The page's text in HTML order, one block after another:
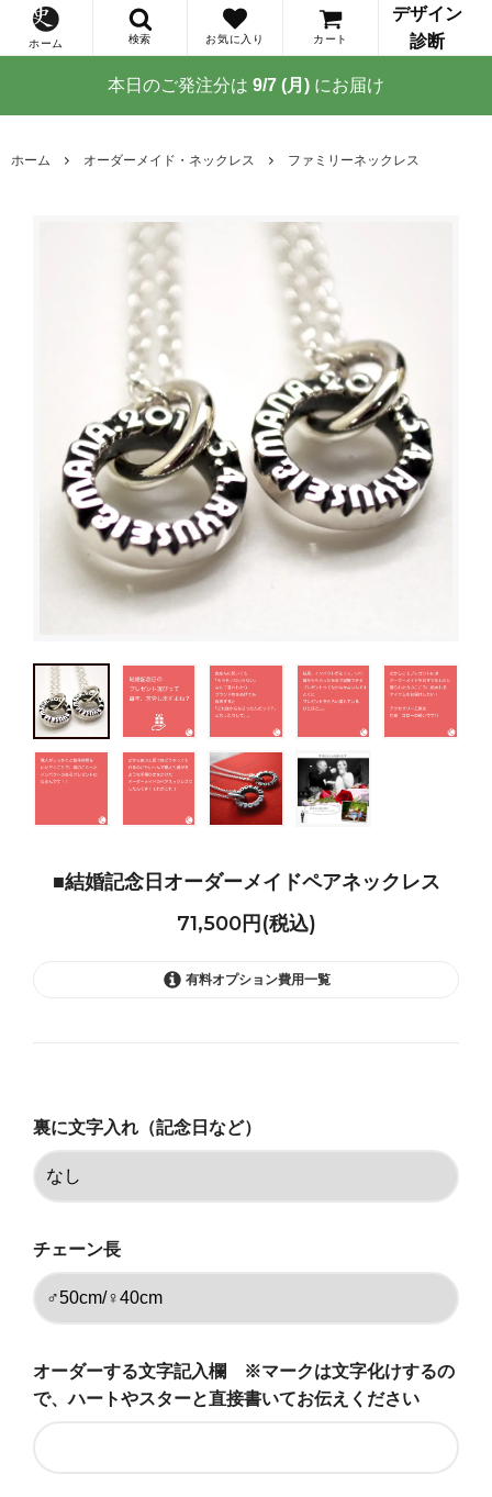
ホーム 検索 お気に入り カート
デザイン
診断
本日のご発注分は 9/7 (月) にお届け
ホーム オーダーメイド・ネックレス ファミリーネックレス
■結婚記念日オーダーメイドペアネックレス
71,500円(税込)
有料オプション費用一覧
71,500円(税込)
◆あり（+5500円）
77,000円(税込)
裏に文字入れ（記念日など）
チェーン長
オーダーする文字記入欄 ※マークは文字化けするの
で、ハートやスターと直接書いてお伝えください